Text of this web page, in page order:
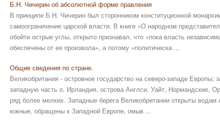
Б.Н. Чичерин об абсолютной форме правления
В принципе Б.Н. Чичерин был сторонником конституционной
самоограничение царской власти. В книге «О народном
обойти острые углы, открыто признавал, что «пока власть
обеспечены от ее произвола», а потому «политическа ...
Общие сведения по стране.
Великобритания - островное государство на северо-западе Европы;
западную часть о. Ирландия, острова Англси, Уайт, Нормандские,
ряд более мелких. Западные берега Великобритании открыты водам
южные, обращены к Западной Европе, омыв ...